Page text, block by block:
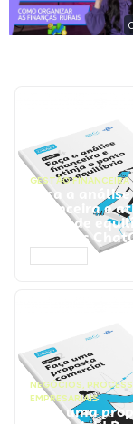
GESTÃO FINANCEIRA
Faça a análise
financeira e
ponto de
Prompts
NEGÓCIOS,
EMPRESARIAIS
Faça uma